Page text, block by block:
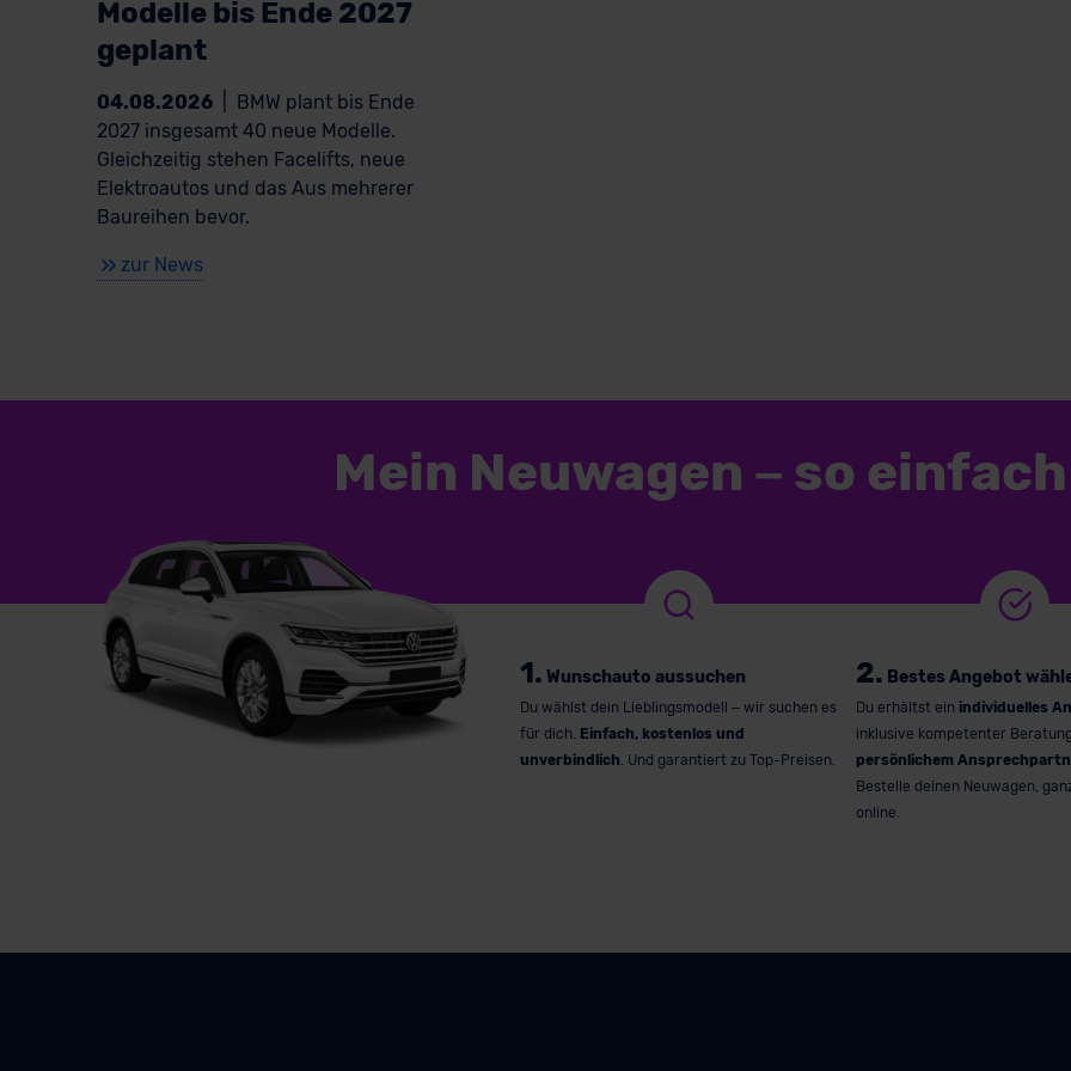
Modelle bis Ende 2027
geplant
04.08.2026
BMW plant bis Ende
2027 insgesamt 40 neue Modelle.
Gleichzeitig stehen Facelifts, neue
Elektroautos und das Aus mehrerer
Baureihen bevor.
zur News
Mein Neuwagen – so einfach
1. Wunschauto aussuchen
Du wählst dein Lieblingsmodell – wir suchen es
für dich. Einfach, kostenlos und
unverbindlich . Und garantiert zu Top-Preisen.
2. Bestes Angebot
Du erhältst ein individuelles
inklusive kompetenter
persönlichem
Bestelle deinen Neuwagen,
online.